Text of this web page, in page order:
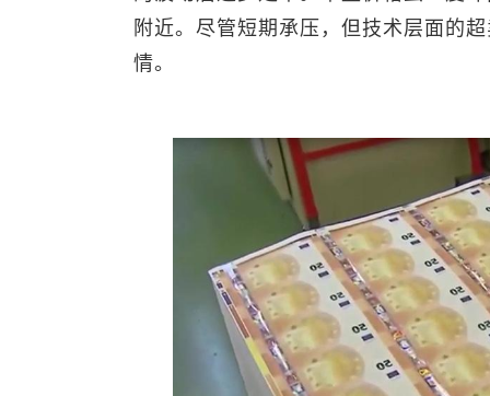
附近。尽管短期承压，但技术层面的
情。